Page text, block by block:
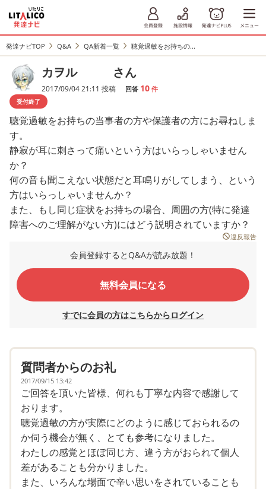
発達ナビTOP Q&A QA新着一覧 聴覚過敏をお持ちの...
カヲル さん
2017/09/04 21:11 投稿 回答 10 件
受付終了
聴覚過敏をお持ちの当事者の方や保護者の方にお尋ねしま
す。
静寂が耳に刺さって痛いという方はいらっしゃいません
か？
何の音も聞こえない状態だと耳鳴りがしてしまう、という
方はいらっしゃいませんか？
また、もし同じ症状をお持ちの場合、周囲の方(特に発達
障害へのご理解がない方)にはどう説明されていますか？
違反報告
会員登録するとQ&Aが読み放題！
無料会員になる
すでに会員の方はこちらからログイン
質問者からのお礼
2017/09/15 13:42
ご回答を頂いた皆様、何れも丁寧な内容で感謝して
おります。
聴覚過敏の方が実際にどのように感じておられるの
か伺う機会が無く、とても参考になりました。
わたしの感覚とほぼ同じ方、違う方がおられて個人
差があることも分かりました。
また、いろんな場面で辛い思いをされていることも